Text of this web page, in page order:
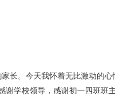
长。今天我怀着无比激动的
谢学校领导，感谢初一四班班